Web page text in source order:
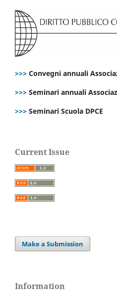
>>> Convegni annuali
>>> Seminari annuali
>>> Seminari Scuola DPCE
Current Issue
Make a Submission
Information